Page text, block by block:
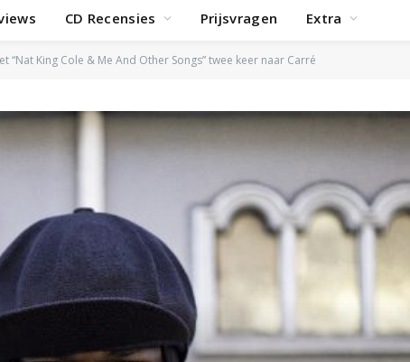
CD Recensies Prijsvragen Extra
“Nat King Cole & Me And Other Songs” twee keer naar Carré